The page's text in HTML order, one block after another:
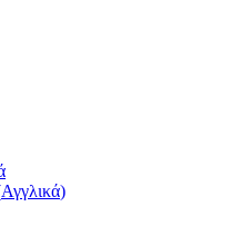
Αγγλικά)